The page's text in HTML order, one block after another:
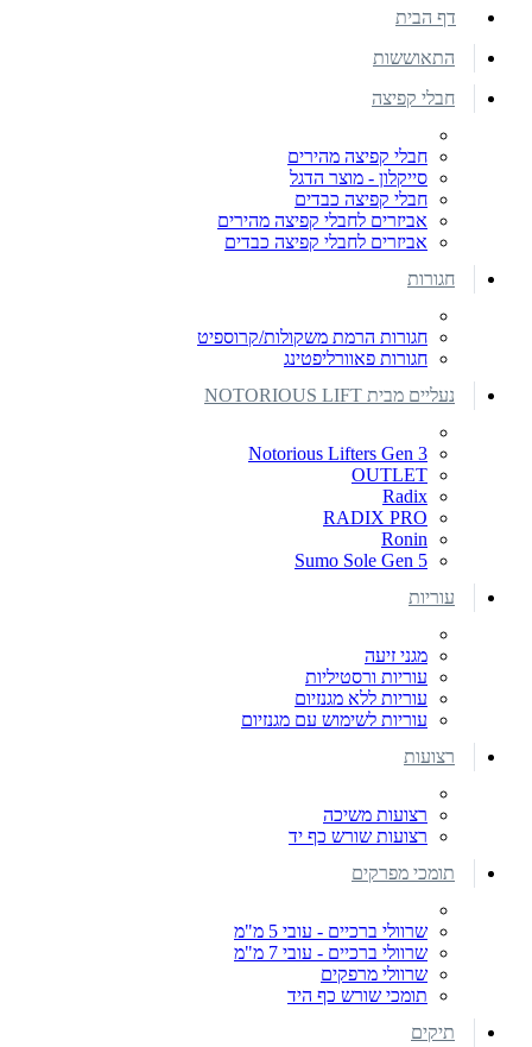
דף הבית
התאוששות
חבלי קפיצה
חבלי קפיצה מהירים
סייקלון - מוצר הדגל
חבלי קפיצה כבדים
אביזרים לחבלי קפיצה מהירים
אביזרים לחבלי קפיצה כבדים
חגורות
חגורות הרמת משקולות/קרוספיט
חגורות פאוורליפטינג
נעליים מבית NOTORIOUS LIFT
Notorious Lifters Gen 3
OUTLET
Radix
RADIX PRO
Ronin
Sumo Sole Gen 5
עוריות
מגני זיעה
עוריות ורסטיליות
עוריות ללא מגנזיום
עוריות לשימוש עם מגנזיום
רצועות
רצועות משיכה
רצועות שורש כף יד
תומכי מפרקים
שרוולי ברכיים - עובי 5 מ"מ
שרוולי ברכיים - עובי 7 מ"מ
שרוולי מרפקים
תומכי שורש כף היד
תיקים